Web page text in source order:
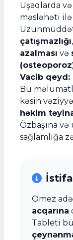
Uşaqlarda
məsləhəti
çatışmazlığı,
azalması və
Vacib qeyd:
Bu
kəsin
həkim
Özbaşına
sağlamlığa
Omez
acqarına
Tableti